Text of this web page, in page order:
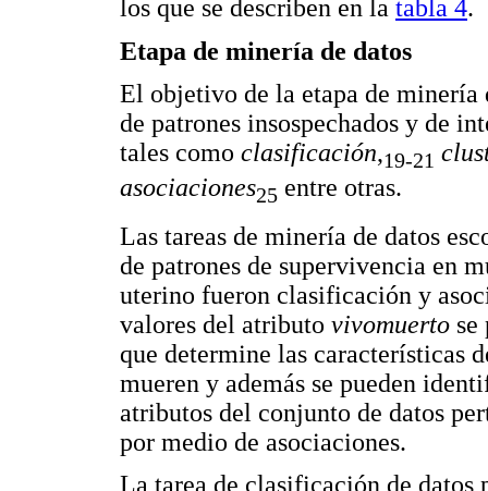
los que se describen en la tabla 4.
Etapa de minería de datos
El objetivo de la etapa de minería
de patrones insospechados y de
tales como clasificación,19-21
asociaciones25 entre otras.
Las tareas de minería de datos
de patrones de supervivencia en
uterino fueron clasificación y
valores del atributo vivomuerto se
que determine las características
mueren y además se pueden
atributos del conjunto de datos
por medio de asociaciones.
La tarea de clasificación de datos